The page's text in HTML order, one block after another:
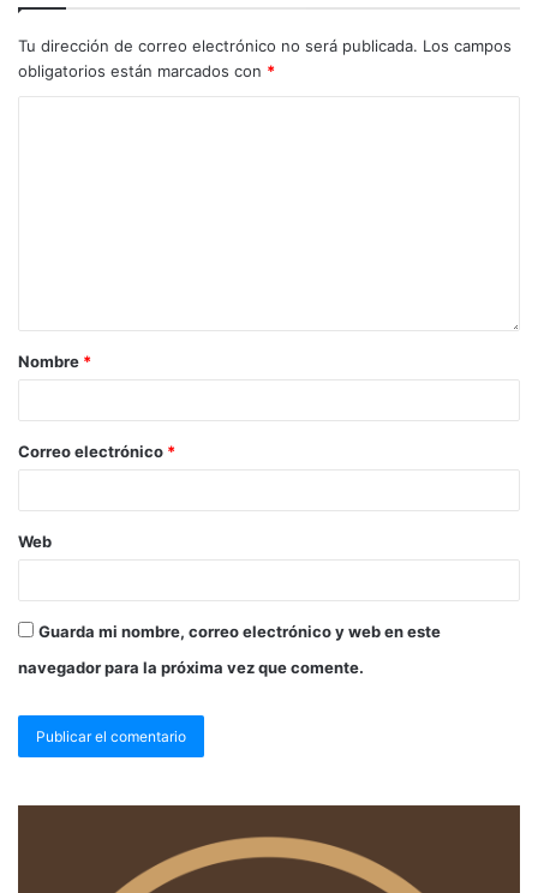
Tu dirección de correo electrónico no será publicada. Los campos
obligatorios están marcados con *
Nombre *
Correo electrónico *
Web
Guarda mi nombre, correo electrónico y web en este
navegador para la próxima vez que comente.